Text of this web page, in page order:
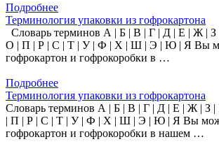
Подробнее
Терминология упаковки из гофрокартона
Словарь терминов А | Б | В | Г | Д | Е | Ж |
О | П | Р | С | Т | У | Ф | Х | Ш | Э | Ю | Я Вы
гофрокартон и гофрокоробки в …
Подробнее
Терминология упаковки из гофрокартона
Словарь терминов А | Б | В | Г | Д | Е | Ж |
| П | Р | С | Т | У | Ф | Х | Ш | Э | Ю | Я Вы
гофрокартон и гофрокоробки в нашем …